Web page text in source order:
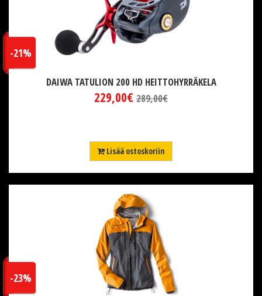
DAIWA TATULION 200 HD HEITTOHYRRÄKELA
229,00€
-21%
289,00€
Lisää ostoskoriin
-23%